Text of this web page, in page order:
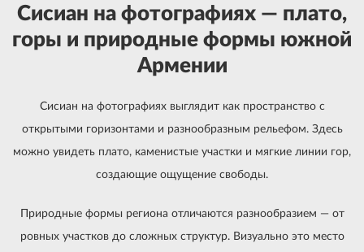
Сисиан на фотографиях — плато,
горы и природные формы южной
Армении
Сисиан на фотографиях выглядит как пространство с
открытыми горизонтами и разнообразным рельефом. Здесь
можно увидеть плато, каменистые участки и мягкие линии гор,
создающие ощущение свободы.
Природные формы региона отличаются разнообразием — от
ровных участков до сложных структур. Визуально это место